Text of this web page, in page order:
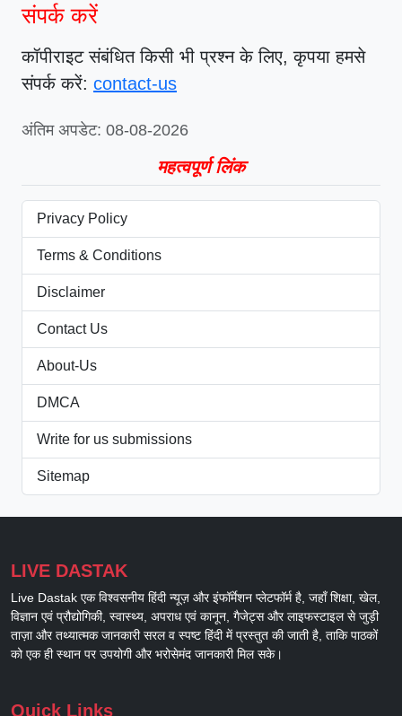
संपर्क करें
कॉपीराइट संबंधित किसी भी प्रश्न के लिए, कृपया हमसे
संपर्क करें: contact-us
अंतिम अपडेट: 08-08-2026
महत्वपूर्ण लिंक
Privacy Policy
Terms & Conditions
Disclaimer
Contact Us
About-Us
DMCA
Write for us submissions
Sitemap
LIVE DASTAK
Live Dastak एक विश्वसनीय हिंदी न्यूज़ और इंफॉर्मेशन प्लेटफॉर्म है, जहाँ शिक्षा, खेल,
विज्ञान एवं प्रौद्योगिकी, स्वास्थ्य, अपराध एवं कानून, गैजेट्स और लाइफस्टाइल से जुड़ी
ताज़ा और तथ्यात्मक जानकारी सरल व स्पष्ट हिंदी में प्रस्तुत की जाती है, ताकि पाठकों
को एक ही स्थान पर उपयोगी और भरोसेमंद जानकारी मिल सके।
Quick Links